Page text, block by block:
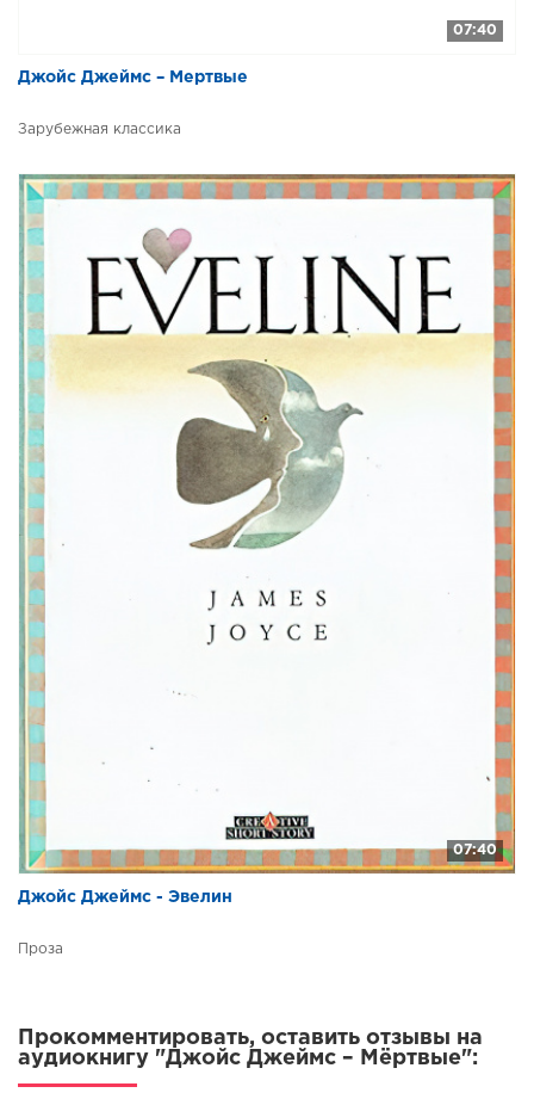
07:40
Джойс Джеймс – Мертвые
Зарубежная классика
07:40
Джойс Джеймс - Эвелин
Проза
Прокомментировать, оставить отзывы на
аудиокнигу "Джойс Джеймс – Мёртвые":